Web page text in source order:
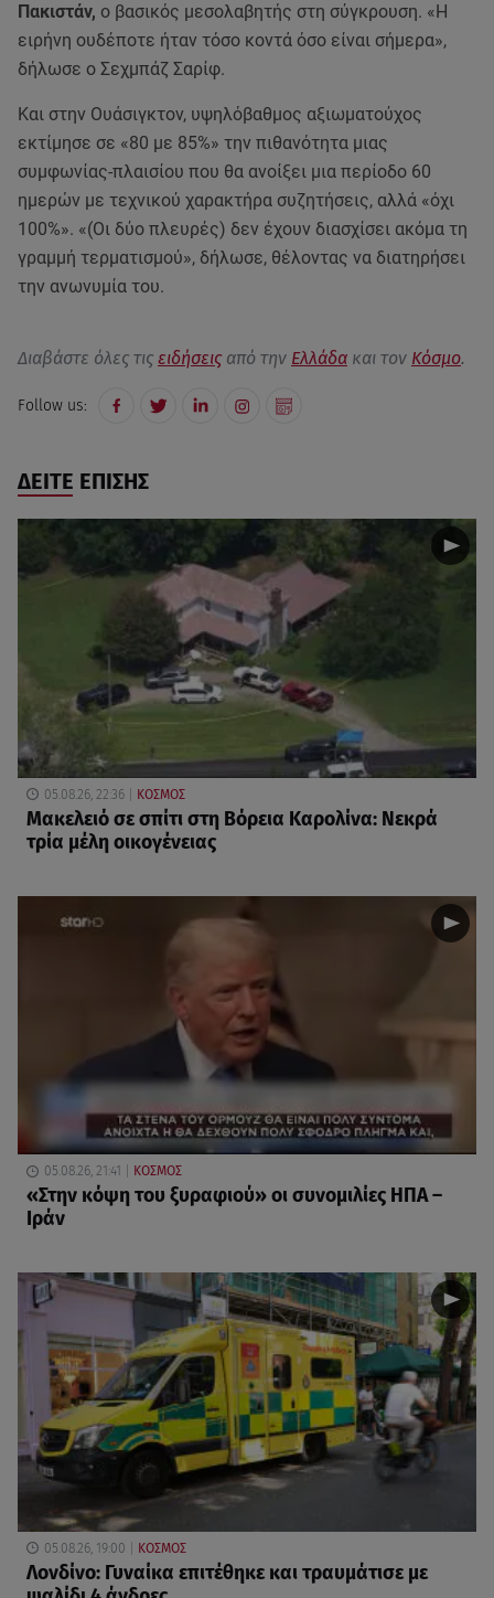
Πακιστάν, ο βασικός μεσολαβητής στη σύγκρουση. «Η
ειρήνη ουδέποτε ήταν τόσο κοντά όσο είναι σήμερα»,
δήλωσε ο Σεχμπάζ Σαρίφ.
Και στην Ουάσιγκτον, υψηλόβαθμος αξιωματούχος
εκτίμησε σε «80 με 85%» την πιθανότητα μιας
συμφωνίας-πλαισίου που θα ανοίξει μια περίοδο 60
ημερών με τεχνικού χαρακτήρα συζητήσεις, αλλά «όχι
100%». «(Οι δύο πλευρές) δεν έχουν διασχίσει ακόμα τη
γραμμή τερματισμού», δήλωσε, θέλοντας να διατηρήσει
την ανωνυμία του.
Διαβάστε όλες τις ειδήσεις από την Ελλάδα και τον Κόσμο.
Follow us:
ΔΕΙΤΕ ΕΠΙΣΗΣ
05.08.26, 22:36 ΚΟΣΜΟΣ
Μακελειό σε σπίτι στη Βόρεια Καρολίνα: Νεκρά
τρία μέλη οικογένειας
05.08.26, 21:41 ΚΟΣΜΟΣ
«Στην κόψη του ξυραφιού» οι συνομιλίες ΗΠΑ –
Ιράν
05.08.26, 19:00 ΚΟΣΜΟΣ
Λονδίνο: Γυναίκα επιτέθηκε και τραυμάτισε με